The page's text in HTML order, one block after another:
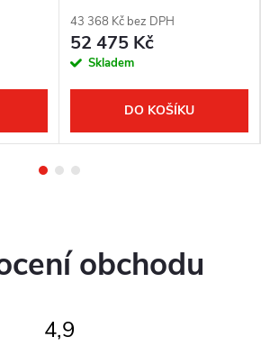
43 368 Kč bez DPH
52 475 Kč
Skladem
DO KOŠÍKU
obchodu
4,9